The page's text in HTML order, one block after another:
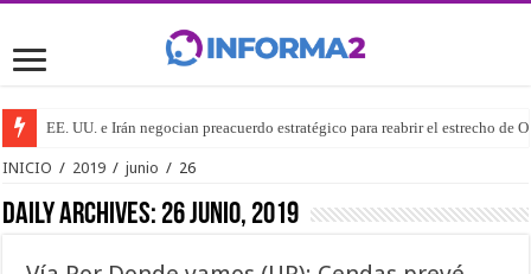
EE. UU. e Irán negocian preacuerdo estratégico para reabrir el estrecho de
INICIO / 2019 / junio / 26
Daily Archives: 26 junio, 2019